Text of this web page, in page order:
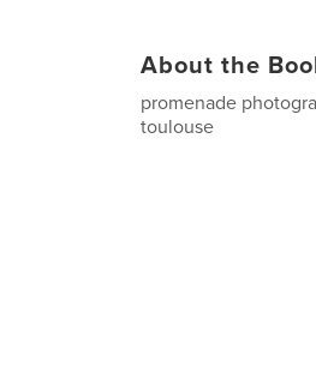
About the
promenade
toulouse